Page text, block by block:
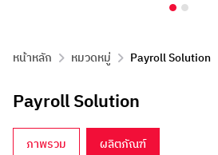
หน้าหลัก หมวดหมู่ Payroll Solution
Payroll Solution
ภาพรวม ผลิตภัณฑ์